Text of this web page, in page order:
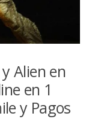
Alien en
en 1
y Pagos